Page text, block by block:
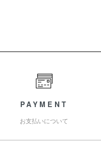
PAYMENT
お支払いについて